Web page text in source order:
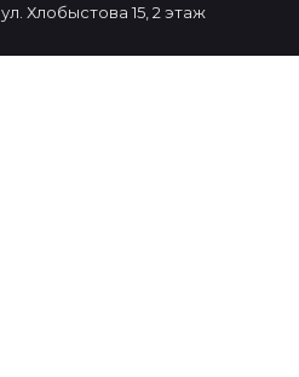
ул. Хлобыстова 15, 2 этаж